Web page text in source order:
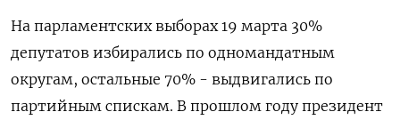
На парламентских выборах 19 марта 30%
депутатов избирались по одномандатным
округам, остальные 70% - выдвигались по
партийным спискам. В прошлом году президент